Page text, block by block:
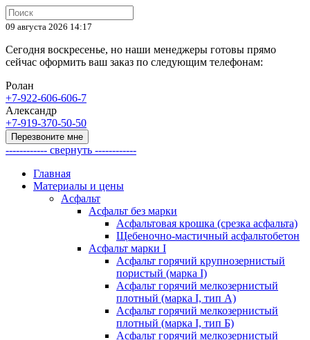
09 августа 2026 14:17
Сегодня воскресенье, но наши менеджеры готовы прямо
сейчас оформить ваш заказ по следующим телефонам:
Ролан
+7-922-606-606-7
Александр
+7-919-370-50-50
Перезвоните мне
------------ свернуть ------------
Главная
Материалы и цены
Асфальт
Асфальт без марки
Асфальтовая крошка (срезка асфальта)
Щебеночно-мастичный асфальтобетон
Асфальт марки I
Асфальт горячий крупнозернистый
пористый (марка I)
Асфальт горячий мелкозернистый
плотный (марка I, тип А)
Асфальт горячий мелкозернистый
плотный (марка I, тип Б)
Асфальт горячий мелкозернистый